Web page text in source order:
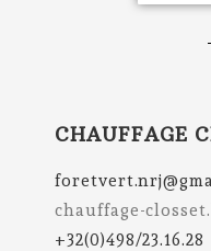
CHAUFFAGE
chauffage-
+32(0)498/23.16.28